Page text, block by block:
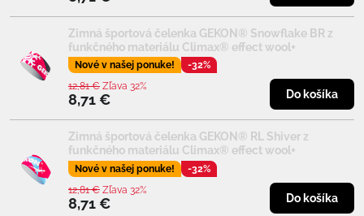
Zimná športová čelenka GEKON® Snowflake BR z
funkčného materiálu Climax® effect wool+
Nové v našej ponuke! -32%
8,71 €
12,81 € Zľava 32%
Do košíka
Zimná športová čelenka GEKON® RL Shiver z
funkčného materiálu Climax® effect wool+
Nové v našej ponuke! -32%
8,71 €
12,81 € Zľava 32%
Do košíka